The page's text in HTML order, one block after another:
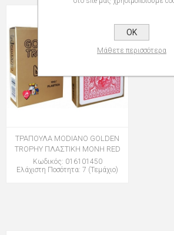
ΤΡΑΠΟΥΛΑ MODIANO GOLDEN
TROPHY ΠΛΑΣΤΙΚΗ ΜΟΝΗ RED
Κωδικός: 016101450
Ελάχιστη Ποσότητα: 7 (Τεμάχιο)
OK
Μάθετε περισσότερα